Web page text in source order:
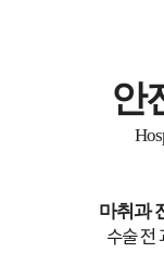
안
마취과
수술 전